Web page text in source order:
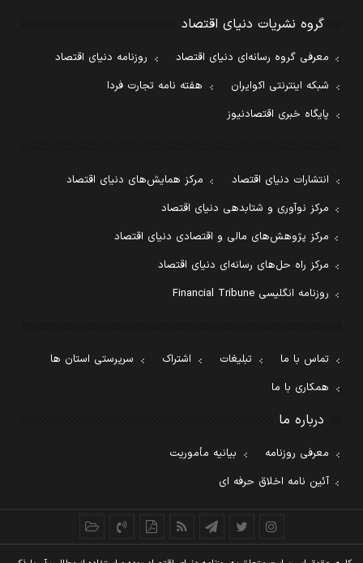
گروه نشریات دنیای اقتصاد
معرفی گروه رسانه‌ای دنیای اقتصاد
روزنامه دنیای اقتصاد
شبکه اینترنتی اکوایران
هفته نامه تجارت فردا
پایگاه خبری اقتصادنیوز
انتشارات دنیای اقتصاد
مرکز همایش‌های دنیای اقتصاد
مرکز نوآوری و شتابدهی دنیای اقتصاد
مرکز پژوهش‌های مالی و اقتصادی دنیای اقتصاد
مرکز راه حل‌های رسانه‌ای دنیای اقتصاد
روزنامه انگلیسی Financial Tribune
تماس با ما تبلیغات اشتراک
سرپرستی استان ها
همکاری با ما
درباره ما
معرفی روزنامه
بیانیه مأموریت
آئین نامه اخلاق حرفه ای